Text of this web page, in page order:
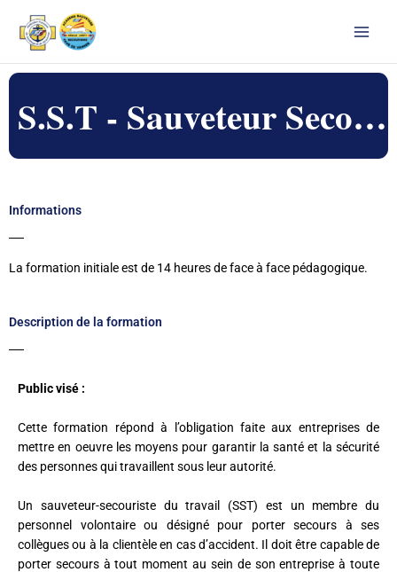
contenu
S.S.T - Sauveteur Secouriste du Travail
Informations
La formation initiale est de 14 heures de face à face pédagogique.
Description de la formation
Public visé :
Cette formation répond à l’obligation faite aux entreprises de
mettre en oeuvre les moyens pour garantir la santé et la sécurité
des personnes qui travaillent sous leur autorité.
Un sauveteur-secouriste du travail (SST) est un membre du
personnel volontaire ou désigné pour porter secours à ses
collègues ou à la clientèle en cas d’accident. Il doit être capable de
porter secours à tout moment au sein de son entreprise à toute